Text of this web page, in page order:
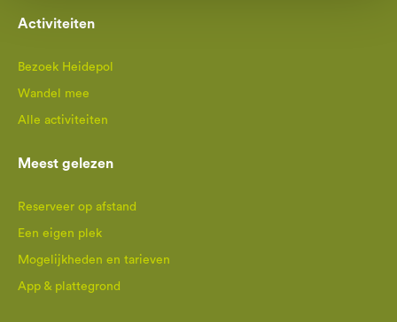
Activiteiten
Bezoek Heidepol
Wandel mee
Alle activiteiten
Meest gelezen
Reserveer op afstand
Een eigen plek
Mogelijkheden en tarieven
App & plattegrond